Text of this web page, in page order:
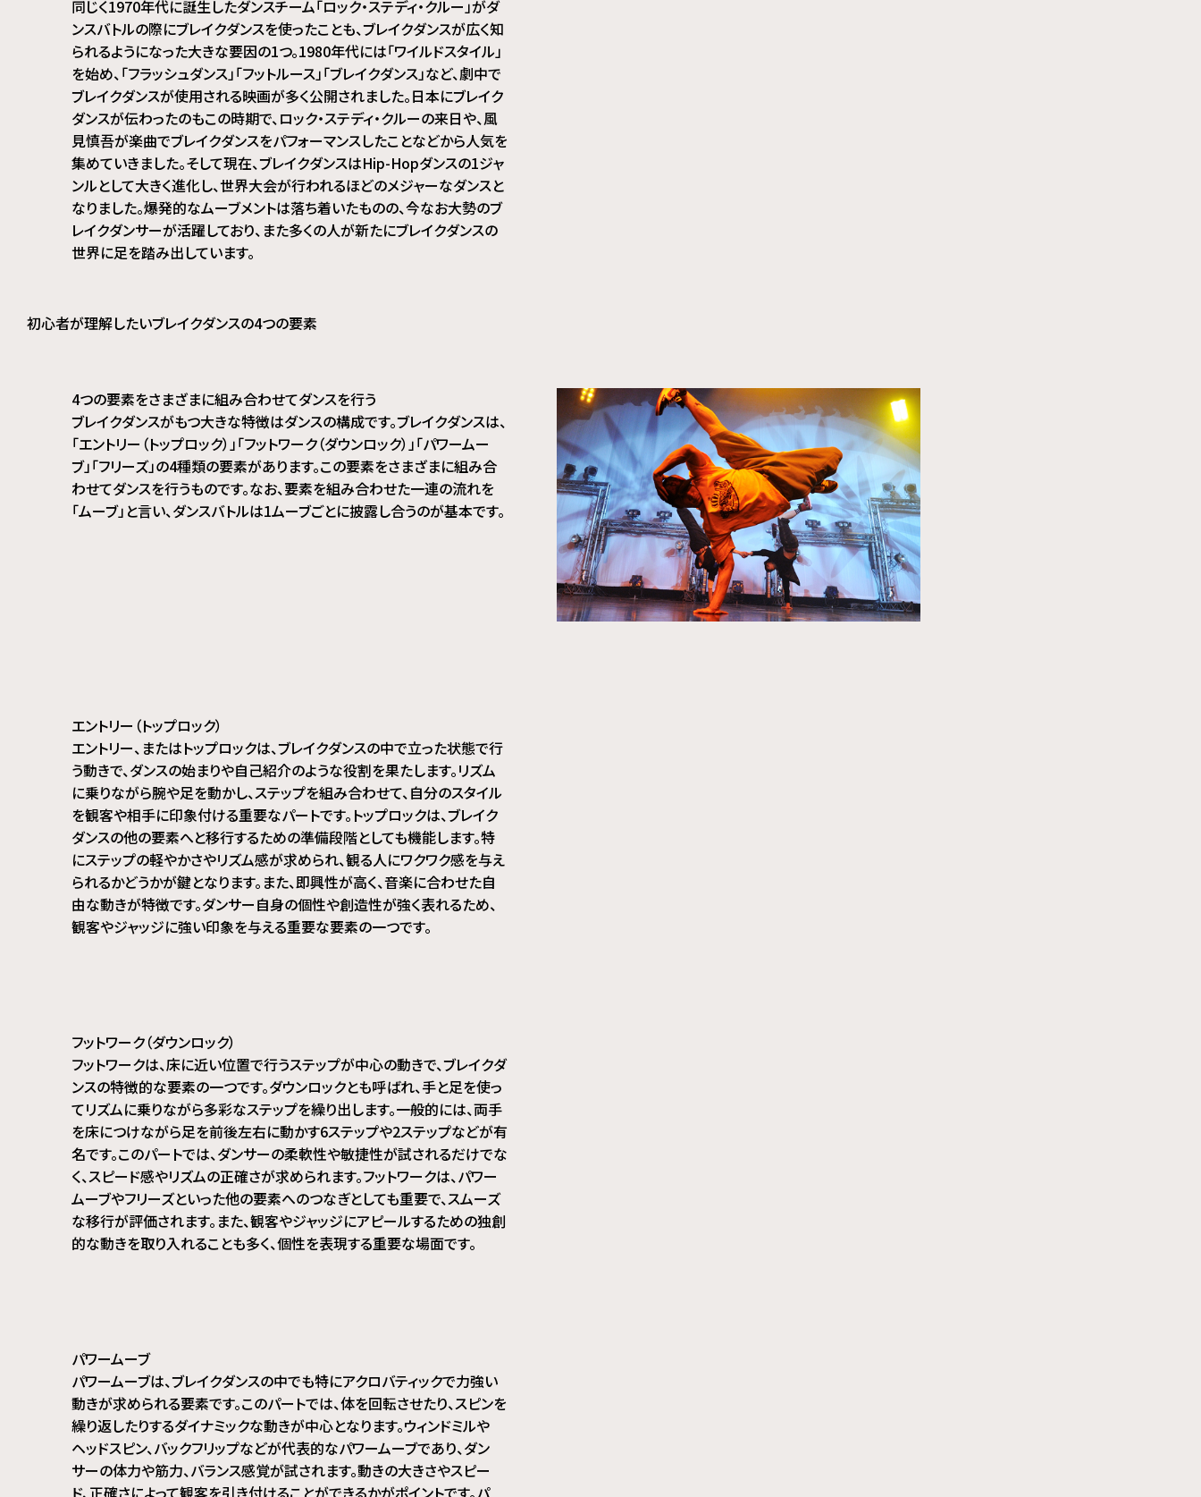
同じく1970年代に誕生したダンスチーム「ロック・ステディ・クルー」がダ
ンスバトルの際にブレイクダンスを使ったことも、ブレイクダンスが広く知
られるようになった大きな要因の1つ。1980年代には「ワイルドスタイル」
を始め、「フラッシュダンス」「フットルース」「ブレイクダンス」など、劇中で
ブレイクダンスが使用される映画が多く公開されました。日本にブレイク
ダンスが伝わったのもこの時期で、ロック・ステディ・クルーの来日や、風
見慎吾が楽曲でブレイクダンスをパフォーマンスしたことなどから人気を
集めていきました。そして現在、ブレイクダンスはHip-Hopダンスの1ジャ
ンルとして大きく進化し、世界大会が行われるほどのメジャーなダンスと
なりました。爆発的なムーブメントは落ち着いたものの、今なお大勢のブ
レイクダンサーが活躍しており、また多くの人が新たにブレイクダンスの
世界に足を踏み出しています。
初心者が理解したいブレイクダンスの4つの要素
4つの要素をさまざまに組み合わせてダンスを行う
ブレイクダンスがもつ大きな特徴はダンスの構成です。ブレイクダンスは、
「エントリー（トップロック）」「フットワーク（ダウンロック）」「パワームー
ブ」「フリーズ」の4種類の要素があります。この要素をさまざまに組み合
わせてダンスを行うものです。なお、要素を組み合わせた一連の流れを
「ムーブ」と言い、ダンスバトルは1ムーブごとに披露し合うのが基本です。
エントリー（トップロック）
エントリー、またはトップロックは、ブレイクダンスの中で立った状態で行
う動きで、ダンスの始まりや自己紹介のような役割を果たします。リズム
に乗りながら腕や足を動かし、ステップを組み合わせて、自分のスタイル
を観客や相手に印象付ける重要なパートです。トップロックは、ブレイク
ダンスの他の要素へと移行するための準備段階としても機能します。特
にステップの軽やかさやリズム感が求められ、観る人にワクワク感を与え
られるかどうかが鍵となります。また、即興性が高く、音楽に合わせた自
由な動きが特徴です。ダンサー自身の個性や創造性が強く表れるため、
観客やジャッジに強い印象を与える重要な要素の一つです。
フットワーク（ダウンロック）
フットワークは、床に近い位置で行うステップが中心の動きで、ブレイクダ
ンスの特徴的な要素の一つです。ダウンロックとも呼ばれ、手と足を使っ
てリズムに乗りながら多彩なステップを繰り出します。一般的には、両手
を床につけながら足を前後左右に動かす6ステップや2ステップなどが有
名です。このパートでは、ダンサーの柔軟性や敏捷性が試されるだけでな
く、スピード感やリズムの正確さが求められます。フットワークは、パワー
ムーブやフリーズといった他の要素へのつなぎとしても重要で、スムーズ
な移行が評価されます。また、観客やジャッジにアピールするための独創
的な動きを取り入れることも多く、個性を表現する重要な場面です。
パワームーブ
パワームーブは、ブレイクダンスの中でも特にアクロバティックで力強い
動きが求められる要素です。このパートでは、体を回転させたり、スピンを
繰り返したりするダイナミックな動きが中心となります。ウィンドミルや
ヘッドスピン、バックフリップなどが代表的なパワームーブであり、ダン
サーの体力や筋力、バランス感覚が試されます。動きの大きさやスピー
ド、正確さによって観客を引き付けることができるかがポイントです。パ